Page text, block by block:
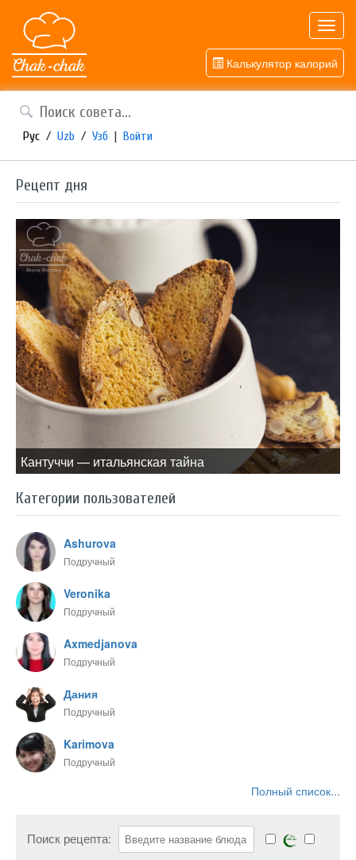
Калькулятор калорий
Рус / Uzb / Узб | Войти
Рецепт дня
Кантуччи — итальянская тайна
Категории пользователей
Ashurova
Подручный
Veronika
Подручный
Axmedjanova
Подручный
Дания
Подручный
Karimova
Подручный
Полный список...
Поиск рецепта: